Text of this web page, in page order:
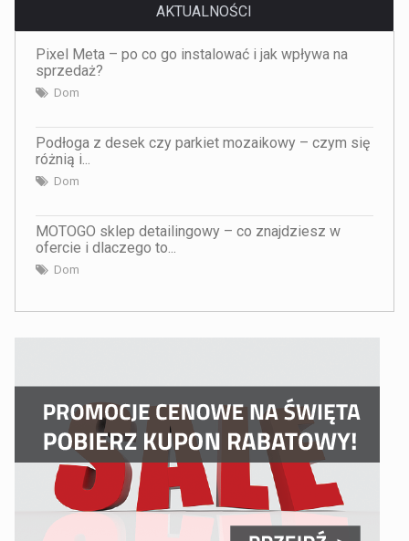
AKTUALNOŚCI
Pixel Meta – po co go instalować i jak wpływa na
sprzedaż?
Dom
Podłoga z desek czy parkiet mozaikowy – czym się
różnią i...
Dom
MOTOGO sklep detailingowy – co znajdziesz w
ofercie i dlaczego to...
Dom